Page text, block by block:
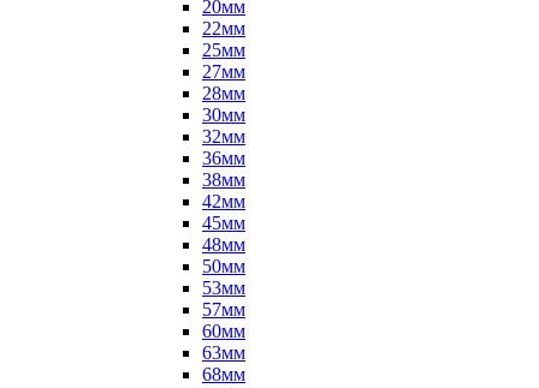
20мм
22мм
25мм
27мм
28мм
30мм
32мм
36мм
38мм
42мм
45мм
48мм
50мм
53мм
57мм
60мм
63мм
68мм